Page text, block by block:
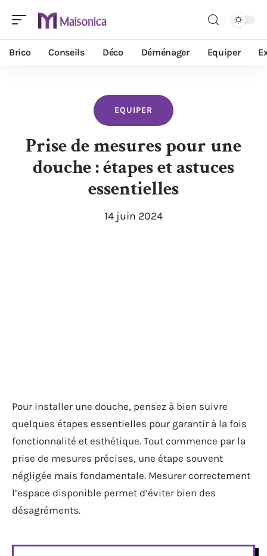
Brico Conseils Déco Déménager Equiper
EQUIPER
Prise de mesures pour une
douche : étapes et astuces
essentielles
14 juin 2024
Pour installer une douche, pensez à bien suivre
quelques étapes essentielles pour garantir à la fois
fonctionnalité et esthétique. Tout commence par la
prise de mesures précises, une étape souvent
négligée mais fondamentale. Mesurer correctement
l’espace disponible permet d’éviter bien des
désagréments.